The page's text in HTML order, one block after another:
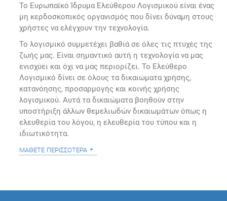
Το Ευρωπαϊκό Ίδρυμα Ελεύθερου Λογισμικού είναι ένας
μη κερδοσκοπικός οργανισμός που δίνει δύναμη στους
χρήστες να ελέγχουν την τεχνολογία.
Το λογισμικό συμμετέχει βαθιά σε όλες τις πτυχές της
ζωής μας. Είναι σημαντικό αυτή η τεχνολογία να μας
ενισχύει και όχι να μας περιορίζει. Το Ελεύθερο
Λογισμικό δίνει σε όλους τα δικαιώματα χρήσης,
κατανόησης, προσαρμογής και κοινής χρήσης
λογισμικού. Αυτά τα δικαιώματα βοηθούν στην
υποστήριξη άλλων θεμελιωδών δικαιωμάτων όπως η
ελευθερία του λόγου, η ελευθερία του τύπου και η
ιδιωτικότητα.
μάθετε περισσότερα